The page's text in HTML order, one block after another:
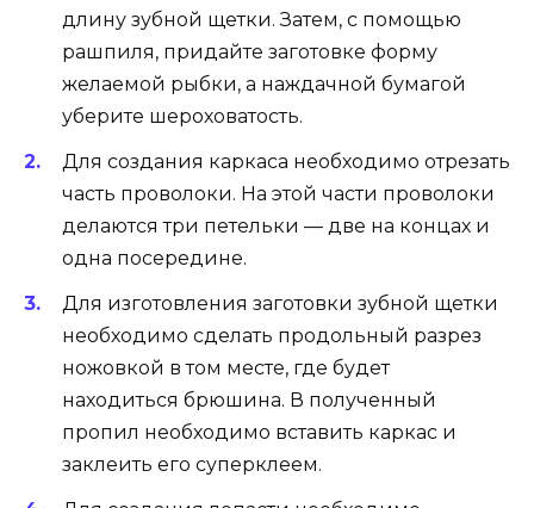
длину зубной щетки. Затем, с помощью
рашпиля, придайте заготовке форму
желаемой рыбки, а наждачной бумагой
уберите шероховатость.
Для создания каркаса необходимо отрезать
часть проволоки. На этой части проволоки
делаются три петельки — две на концах и
одна посередине.
Для изготовления заготовки зубной щетки
необходимо сделать продольный разрез
ножовкой в том месте, где будет
находиться брюшина. В полученный
пропил необходимо вставить каркас и
заклеить его суперклеем.